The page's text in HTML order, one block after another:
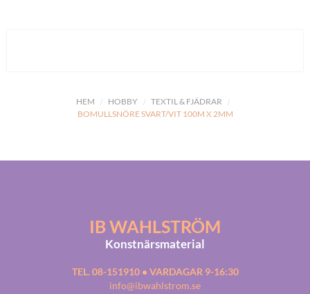
HEM HOBBY
TEXTIL & FJÄDRAR
BOMULLSNÖRE SVART/VIT 100M X 2MM
IB WAHLSTRÖM
Konstnärsmaterial
TEL. 08-151910 • VARDAGAR 9-16:30
info@ibwahlstrom.se